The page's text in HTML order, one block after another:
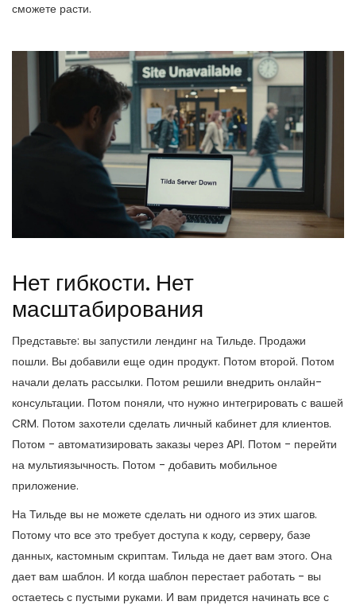
сможете расти.
Нет гибкости. Нет
масштабирования
Представьте: вы запустили лендинг на Тильде. Продажи
пошли. Вы добавили еще один продукт. Потом второй. Потом
начали делать рассылки. Потом решили внедрить онлайн-
консультации. Потом поняли, что нужно интегрировать с вашей
CRM. Потом захотели сделать личный кабинет для клиентов.
Потом - автоматизировать заказы через API. Потом - перейти
на мультиязычность. Потом - добавить мобильное
приложение.
На Тильде вы не можете сделать ни одного из этих шагов.
Потому что все это требует доступа к коду, серверу, базе
данных, кастомным скриптам. Тильда не дает вам этого. Она
дает вам шаблон. И когда шаблон перестает работать - вы
остаетесь с пустыми руками. И вам придется начинать все с